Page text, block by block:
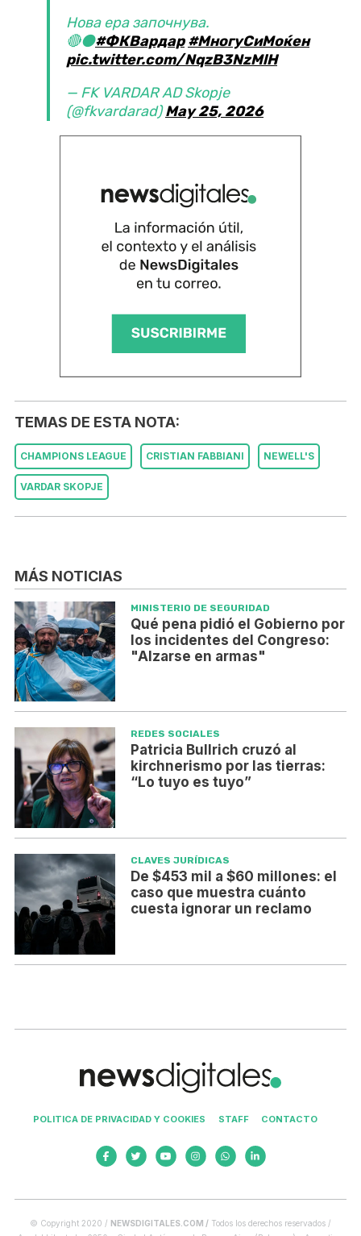
Нова ера започнува.
🔴⚫#ФКВардар #МногуСиМоќен
pic.twitter.com/NqzB3NzMlH
— FK VARDAR AD Skopje
(@fkvardarad)May 25, 2026
TEMAS DE ESTA NOTA:
CHAMPIONS LEAGUE CRISTIAN FABBIANI NEWELL'S
VARDAR SKOPJE
MÁS NOTICIAS
MINISTERIO DE SEGURIDAD
Qué pena pidió el Gobierno por
los incidentes del Congreso:
"Alzarse en armas"
REDES SOCIALES
Patricia Bullrich cruzó al
kirchnerismo por las tierras:
“Lo tuyo es tuyo”
CLAVES JURÍDICAS
De $453 mil a $60 millones: el
caso que muestra cuánto
cuesta ignorar un reclamo
POLITICA DE PRIVACIDAD Y COOKIES STAFF CONTACTO
© Copyright 2020 / NEWSDIGITALES.COM / Todos los derechos reservados /